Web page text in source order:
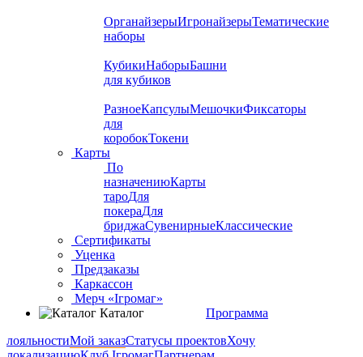
ОрганайзерыИгронайзерыТематические
наборы
КубикиНаборыБашни
для кубиков
РазноеКапсулыМешочкиФиксаторы
для
коробокТокени
Карты
По
назначениюКарты
тароДля
покераДля
бриджаСувенирныеКлассические
Сертификаты
Уценка
Предзаказы
Каркассон
Мерч «Ігромаг»
Каталог
Программа
лояльностиМой заказСтатусы проектовХочу